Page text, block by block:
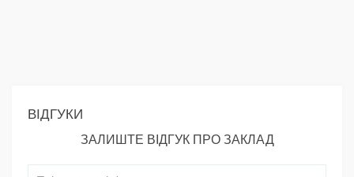
ВІДГУКИ
ЗАЛИШТЕ ВІДГУК ПРО ЗАКЛАД